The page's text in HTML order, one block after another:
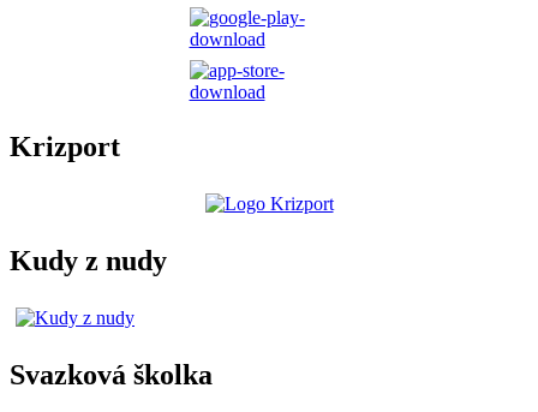
Krizport
Kudy z nudy
Svazková školka